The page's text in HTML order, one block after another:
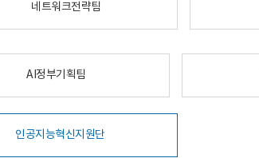
네트워크전략팀
AI정부기획팀
인공지능혁신지원단